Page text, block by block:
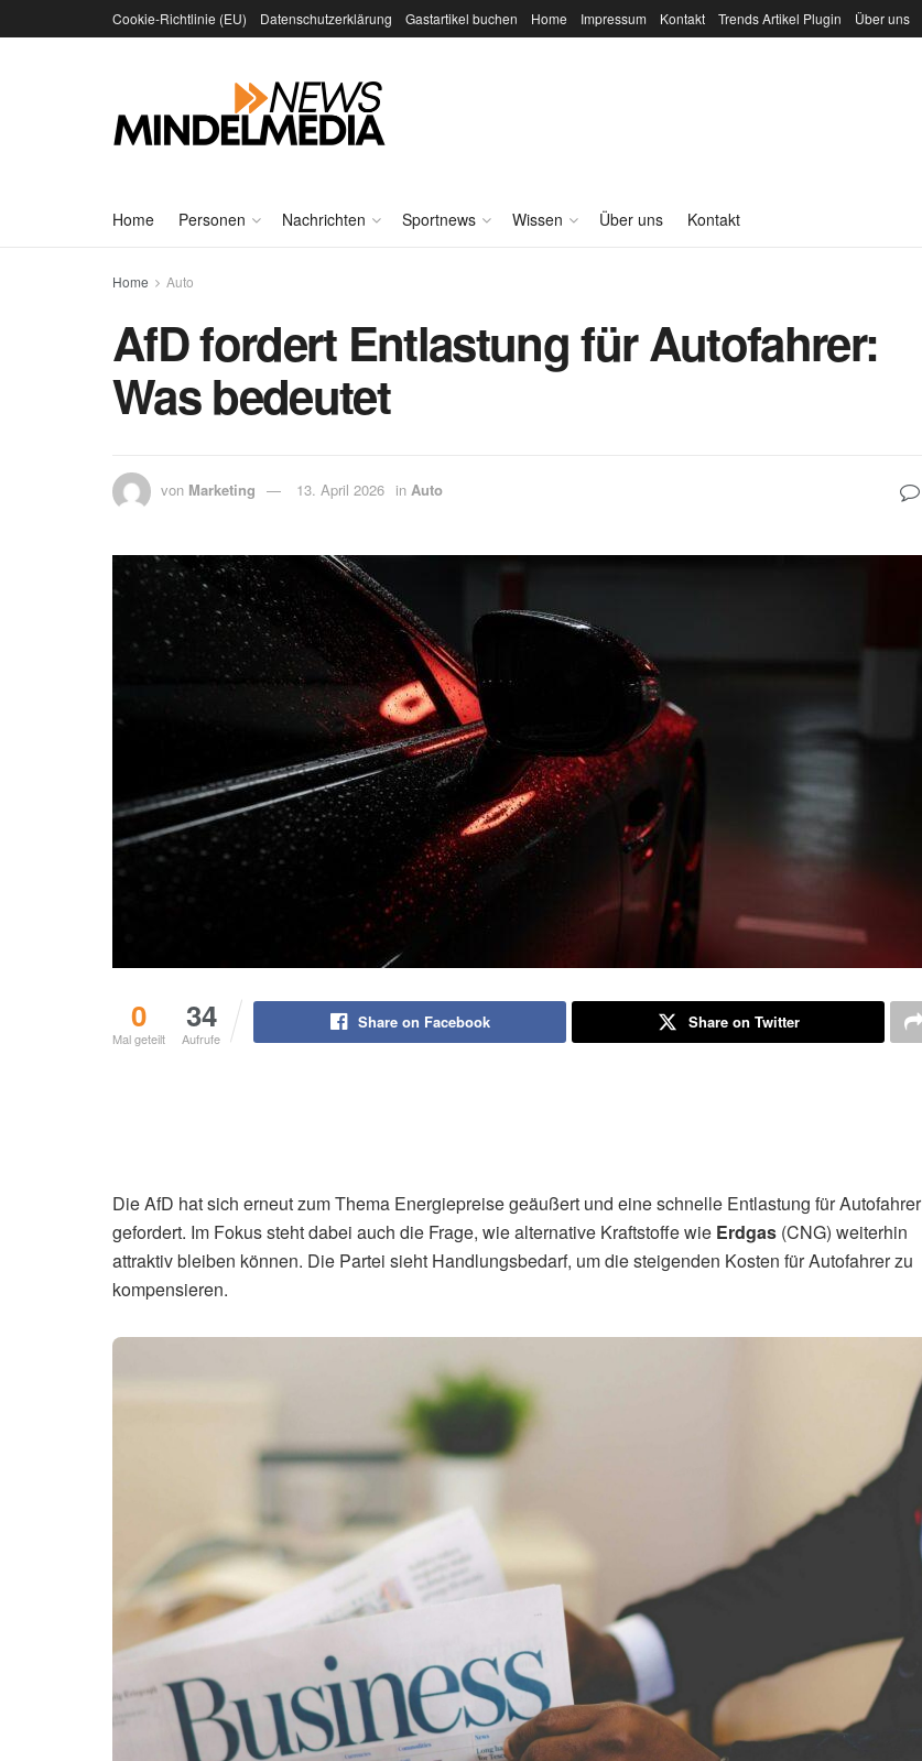
Cookie-Richtlinie (EU) Datenschutzerklärung Gastartikel buchen Home Impressum Kontakt Trends Artikel Plugin Über uns
Home Personen Nachrichten Sportnews Wissen Über uns Kontakt
Home Auto
AfD fordert Entlastung für Autofahrer:
Was bedeutet
von Marketing 13. April 2026 in Auto
0
Mal geteilt
34
Aufrufe
Share on Facebook Share on Twitter
Die AfD hat sich erneut zum Thema Energiepreise geäußert und eine schnelle Entlastung für Autofahrer
gefordert. Im Fokus steht dabei auch die Frage, wie alternative Kraftstoffe wie Erdgas (CNG) weiterhin
attraktiv bleiben können. Die Partei sieht Handlungsbedarf, um die steigenden Kosten für Autofahrer zu
kompensieren.